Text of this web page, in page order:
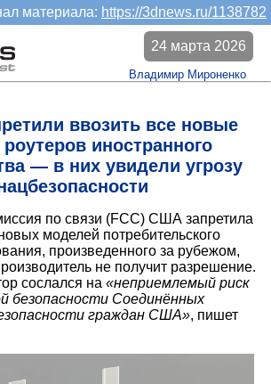
материала: https://3dnews.ru/1138782
ввозить все новые
иностранного
— в них увидели угрозу
24 марта 2026
Владимир Мироненко
по связи (FCC) США запретила
моделей потребительского
произведенного за рубежом,
не получит разрешение.
сослался на «неприемлемый риск
безопасности Соединённых
граждан США», пишет